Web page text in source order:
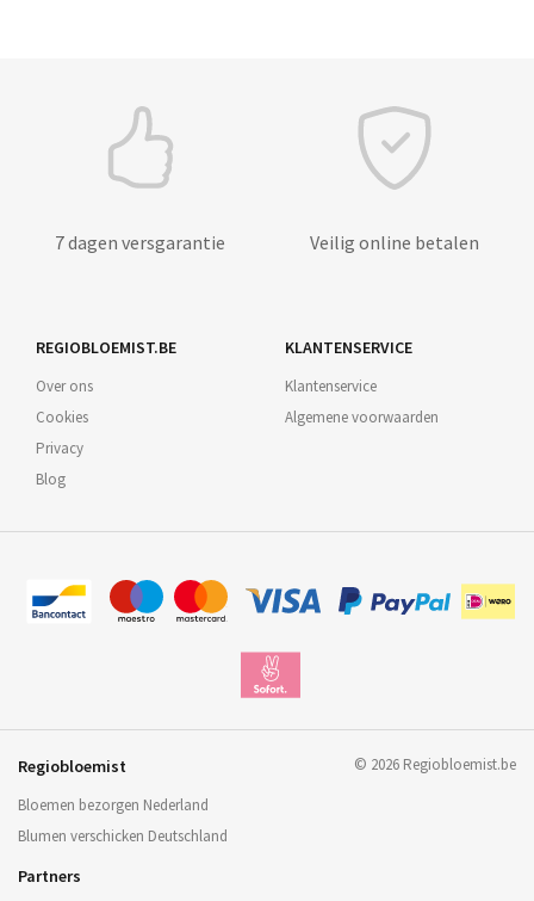
7 dagen versgarantie Veilig online betalen
REGIOBLOEMIST.BE
Over ons
Cookies
Privacy
Blog
KLANTENSERVICE
Klantenservice
Algemene voorwaarden
Regiobloemist
Bloemen bezorgen Nederland
Blumen verschicken Deutschland
Partners
© 2026 Regiobloemist.be